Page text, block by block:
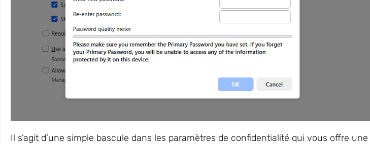
Il s’agit d’une simple bascule dans les paramètres de confidentialité qui vous offre une